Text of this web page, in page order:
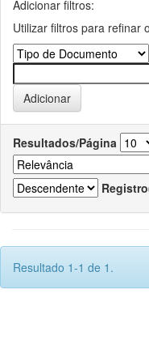
Adicionar filtros:
Utilizar filtros para refinar
Resultados/Página
Resultado 1-1 de 1.